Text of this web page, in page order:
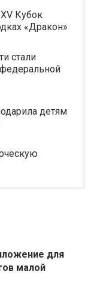
Кубок
«Дракон»
стали
детям
для
малой